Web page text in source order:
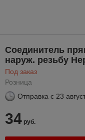
Соединитель
наруж. резьбу
Под заказ
Розница
Отправка с 23
34 руб.